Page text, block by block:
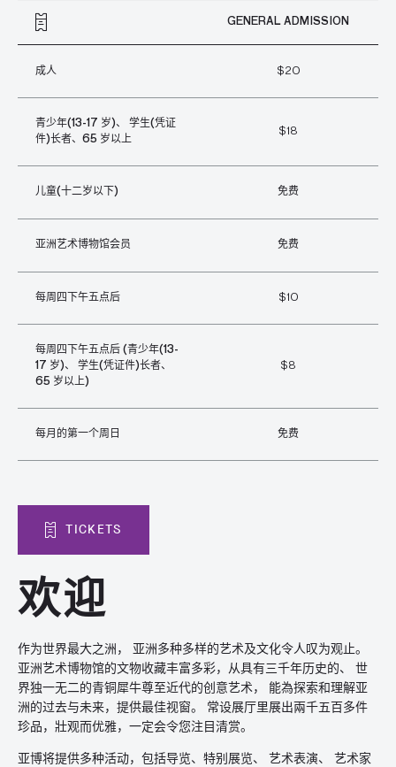
GENERAL ADMISSION
成人
青少年(13-17 岁)、 学生(凭证
件)长者、65 岁以上
儿童(十二岁以下)
亚洲艺术博物馆会员
每周四下午五点后
每周四下午五点后 (青少年(13-
17 岁)、 学生(凭证件)长者、
65 岁以上)
每月的第一个周日
$20
$18
免费
免费
$10
$8
免费
TICKETS
欢迎
作为世界最大之洲， 亚洲多种多样的艺术及文化令人叹为观止。
亚洲艺术博物馆的文物收藏丰富多彩，从具有三千年历史的、 世
界独一无二的青铜犀牛尊至近代的创意艺术， 能為探索和理解亚
洲的过去与未来，提供最佳视窗。 常设展厅里展出兩千五百多件
珍品，壯观而优雅，一定会令您注目清赏。
亚博将提供多种活动，包括导览、特别展览、 艺术表演、 艺术家